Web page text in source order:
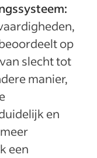
op
slecht tot
manier,
en
een